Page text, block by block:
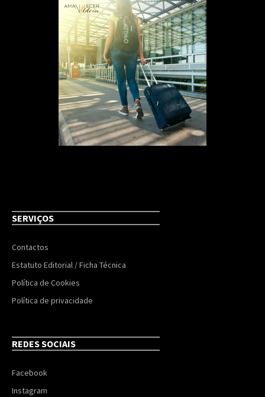
SERVIÇOS
Contactos
Estatuto Editorial / Ficha Técnica
Política de Cookies
Política de privacidade
REDES SOCIAIS
Facebook
Instagram